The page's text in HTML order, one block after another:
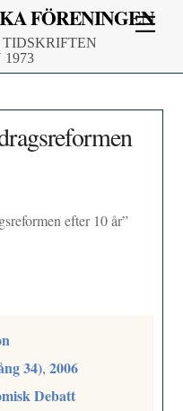
FÖRENINGEN
efter 10 år”
34),2006
Debatt